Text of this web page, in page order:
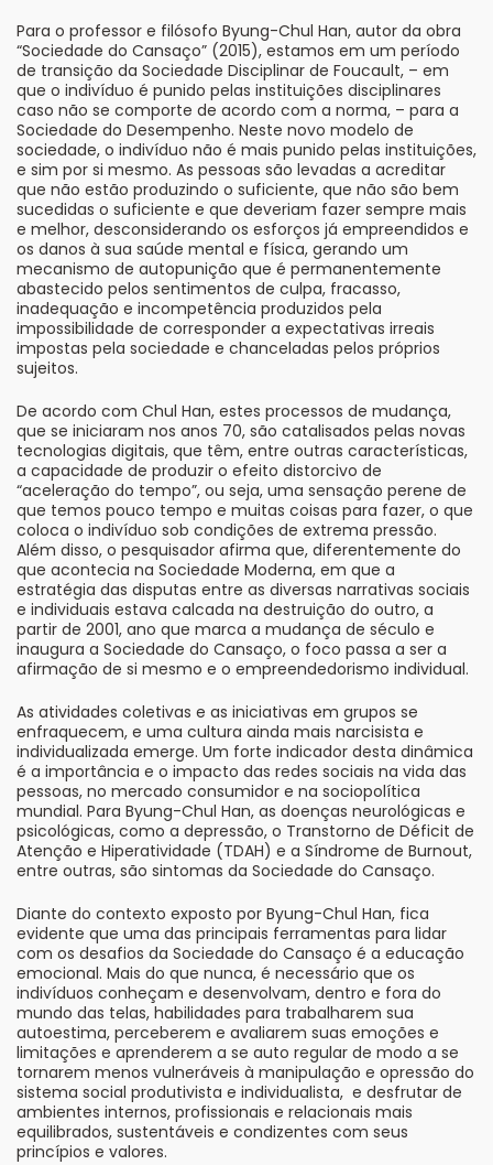
Para o professor e filósofo Byung-Chul Han, autor da obra
“Sociedade do Cansaço” (2015), estamos em um período
de transição da Sociedade Disciplinar de Foucault, – em
que o indivíduo é punido pelas instituições disciplinares
caso não se comporte de acordo com a norma, – para a
Sociedade do Desempenho. Neste novo modelo de
sociedade, o indivíduo não é mais punido pelas instituições,
e sim por si mesmo. As pessoas são levadas a acreditar
que não estão produzindo o suficiente, que não são bem
sucedidas o suficiente e que deveriam fazer sempre mais
e melhor, desconsiderando os esforços já empreendidos e
os danos à sua saúde mental e física, gerando um
mecanismo de autopunição que é permanentemente
abastecido pelos sentimentos de culpa, fracasso,
inadequação e incompetência produzidos pela
impossibilidade de corresponder a expectativas irreais
impostas pela sociedade e chanceladas pelos próprios
sujeitos.
De acordo com Chul Han, estes processos de mudança,
que se iniciaram nos anos 70, são catalisados pelas novas
tecnologias digitais, que têm, entre outras características,
a capacidade de produzir o efeito distorcivo de
“aceleração do tempo”, ou seja, uma sensação perene de
que temos pouco tempo e muitas coisas para fazer, o que
coloca o indivíduo sob condições de extrema pressão.
Além disso, o pesquisador afirma que, diferentemente do
que acontecia na Sociedade Moderna, em que a
estratégia das disputas entre as diversas narrativas sociais
e individuais estava calcada na destruição do outro, a
partir de 2001, ano que marca a mudança de século e
inaugura a Sociedade do Cansaço, o foco passa a ser a
afirmação de si mesmo e o empreendedorismo individual.
As atividades coletivas e as iniciativas em grupos se
enfraquecem, e uma cultura ainda mais narcisista e
individualizada emerge. Um forte indicador desta dinâmica
é a importância e o impacto das redes sociais na vida das
pessoas, no mercado consumidor e na sociopolítica
mundial. Para Byung-Chul Han, as doenças neurológicas e
psicológicas, como a depressão, o Transtorno de Déficit de
Atenção e Hiperatividade (TDAH) e a Síndrome de Burnout,
entre outras, são sintomas da Sociedade do Cansaço.
Diante do contexto exposto por Byung-Chul Han, fica
evidente que uma das principais ferramentas para lidar
com os desafios da Sociedade do Cansaço é a educação
emocional. Mais do que nunca, é necessário que os
indivíduos conheçam e desenvolvam, dentro e fora do
mundo das telas, habilidades para trabalharem sua
autoestima, perceberem e avaliarem suas emoções e
limitações e aprenderem a se auto regular de modo a se
tornarem menos vulneráveis à manipulação e opressão do
sistema social produtivista e individualista, e desfrutar de
ambientes internos, profissionais e relacionais mais
equilibrados, sustentáveis e condizentes com seus
princípios e valores.